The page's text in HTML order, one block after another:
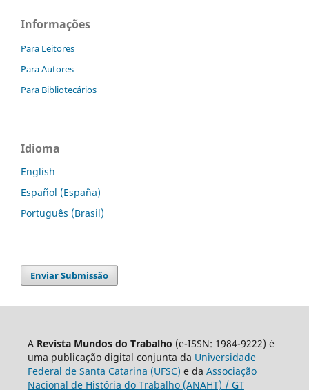
Informações
Para Leitores
Para Autores
Para Bibliotecários
Idioma
English
Español (España)
Português (Brasil)
Enviar Submissão
A Revista Mundos do Trabalho (e-ISSN: 1984-9222) é
uma publicação digital conjunta da Universidade
Federal de Santa Catarina (UFSC) e da Associação
Nacional de História do Trabalho (ANAHT) / GT